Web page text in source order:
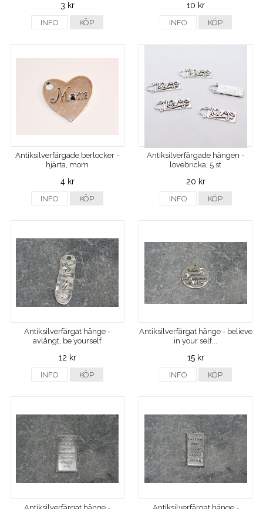
3 kr
INFO KÖP
10 kr
INFO KÖP
Antiksilverfärgade berlocker -
hjärta, mom
4 kr
INFO KÖP
Antiksilverfärgade hängen -
lovebricka, 5 st
20 kr
INFO KÖP
Antiksilverfärgat hänge -
avlångt, be yourself
12 kr
INFO KÖP
Antiksilverfärgat hänge - believe
in your self...
15 kr
INFO KÖP